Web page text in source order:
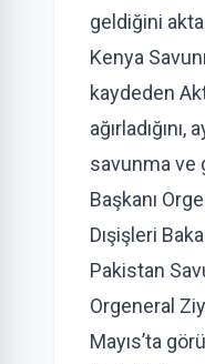
geldiğini
Kenya
kaydeden
savunma ve
Başkanı
Dışişleri
Pakistan
Orgeneral
Mayıs’ta